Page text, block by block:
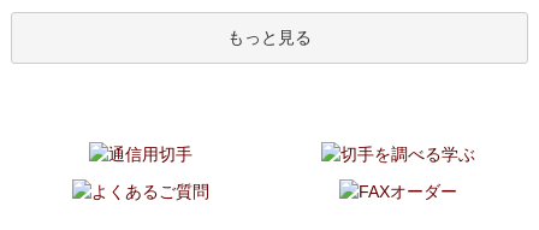
もっと見る